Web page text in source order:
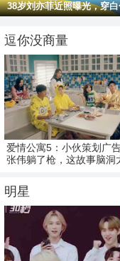
38岁刘亦菲近照曝光，穿
逗你没商量
爱情公寓5：小伙策划广
张伟躺了枪，这故事脑洞
明星